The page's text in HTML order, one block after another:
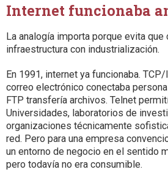
Internet funcionaba
La analogía importa porque evita que
infraestructura con industrialización.
En 1991, internet ya funcionaba.
correo electrónico conectaba
FTP transfería archivos. Telnet
Universidades, laboratorios de
organizaciones técnicamente
red. Pero para una empresa
un entorno de negocio en el sentido
pero todavía no era consumible.